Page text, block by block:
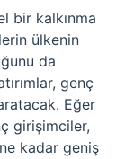
bir kalkınma
ülkenin
da
genç
Eğer
girişimciler,
kadar geniş